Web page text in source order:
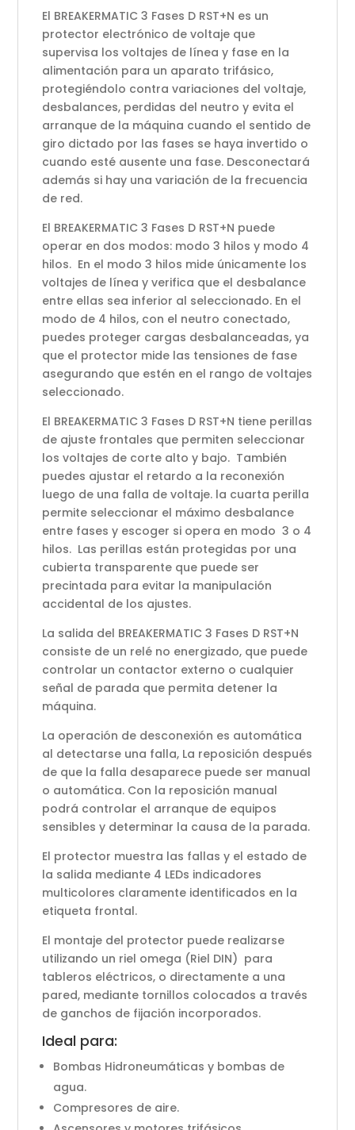
El BREAKERMATIC 3 Fases D RST+N es un
protector electrónico de voltaje que
supervisa los voltajes de línea y fase en la
alimentación para un aparato trifásico,
protegiéndolo contra variaciones del voltaje,
desbalances, perdidas del neutro y evita el
arranque de la máquina cuando el sentido de
giro dictado por las fases se haya invertido o
cuando esté ausente una fase. Desconectará
además si hay una variación de la frecuencia
de red.
El BREAKERMATIC 3 Fases D RST+N puede
operar en dos modos: modo 3 hilos y modo 4
hilos. En el modo 3 hilos mide únicamente los
voltajes de línea y verifica que el desbalance
entre ellas sea inferior al seleccionado. En el
modo de 4 hilos, con el neutro conectado,
puedes proteger cargas desbalanceadas, ya
que el protector mide las tensiones de fase
asegurando que estén en el rango de voltajes
seleccionado.
El BREAKERMATIC 3 Fases D RST+N tiene perillas
de ajuste frontales que permiten seleccionar
los voltajes de corte alto y bajo. También
puedes ajustar el retardo a la reconexión
luego de una falla de voltaje. la cuarta perilla
permite seleccionar el máximo desbalance
entre fases y escoger si opera en modo 3 o 4
hilos. Las perillas están protegidas por una
cubierta transparente que puede ser
precintada para evitar la manipulación
accidental de los ajustes.
La salida del BREAKERMATIC 3 Fases D RST+N
consiste de un relé no energizado, que puede
controlar un contactor externo o cualquier
señal de parada que permita detener la
máquina.
La operación de desconexión es automática
al detectarse una falla, La reposición después
de que la falla desaparece puede ser manual
o automática. Con la reposición manual
podrá controlar el arranque de equipos
sensibles y determinar la causa de la parada.
El protector muestra las fallas y el estado de
la salida mediante 4 LEDs indicadores
multicolores claramente identificados en la
etiqueta frontal.
El montaje del protector puede realizarse
utilizando un riel omega (Riel DIN) para
tableros eléctricos, o directamente a una
pared, mediante tornillos colocados a través
de ganchos de fijación incorporados.
Ideal para:
Bombas Hidroneumáticas y bombas de
agua.
Compresores de aire.